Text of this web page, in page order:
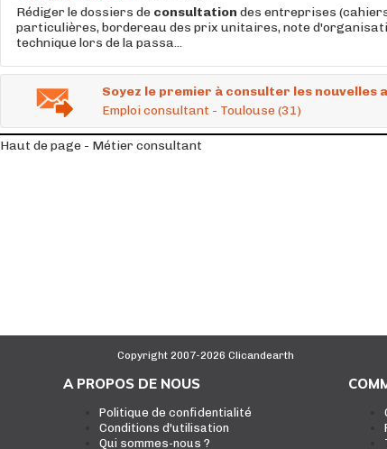
Rédiger le dossiers de consultation des entreprises
particulières, bordereau des prix unitaires, note
technique lors de la passa...
Soyez le premier à consulter les nouvelles
Emploi consultant - Toulouse (31)
Haut de page - Métier consultant
Copyright 2007-2026 Clicandearth
A PROPOS DE NOUS
Politique de confidentialité
Conditions d'utilisation
Qui sommes-nous ?